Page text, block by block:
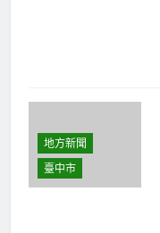
地方新聞
臺中市